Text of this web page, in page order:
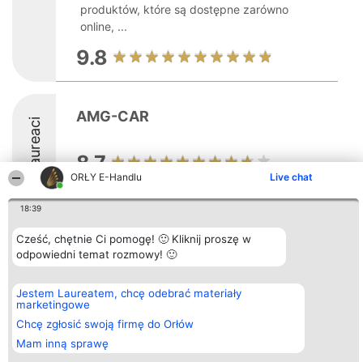
ORŁY E-Handlu Live chat
18:39
Cześć, chętnie Ci pomogę! 🙂 Kliknij proszę w
odpowiedni temat rozmowy! 🙂
Jestem Laureatem, chcę odebrać materiały
marketingowe
Chcę zgłosić swoją firmę do Orłów
Mam inną sprawę
produktów, które są dostępne zarówno
online, ...
9.8
Laureaci AMG-CAR
8.7
Organizator plebiscytu
Bright Side Solutions sp. z o.
o. sp. k.
Wrocław 50-079
KRS 0000749100 | Regon
381313360 | NIP 8943132676
+48 508 492 400
Plebiscyt
Laureaci
Lista
Laureatów
Polityka
Kontakt